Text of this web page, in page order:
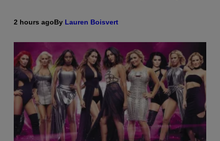
2 hours agoBy Lauren Boisvert